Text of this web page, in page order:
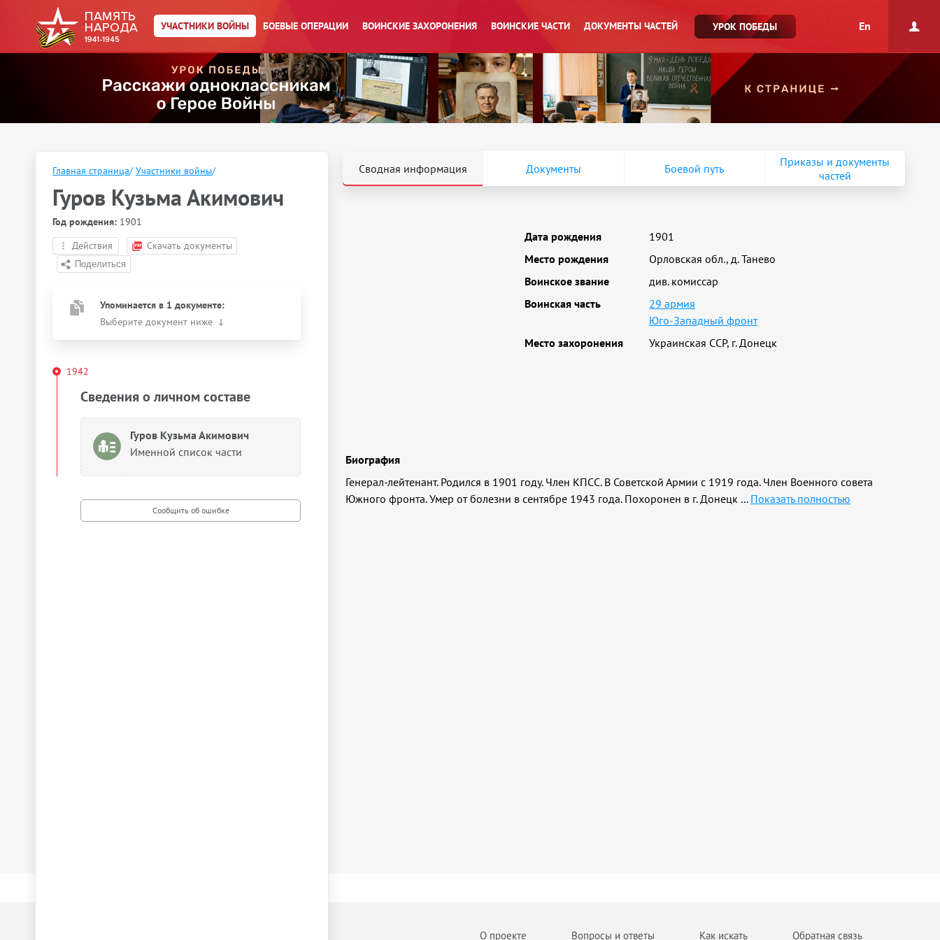
УЧАСТНИКИ ВОЙНЫ БОЕВЫЕ ОПЕРАЦИИ ВОИНСКИЕ ЗАХОРОНЕНИЯ ВОИНСКИЕ ЧАСТИ ДОКУМЕНТЫ ЧАСТЕЙ УРОК ПОБЕДЫ En
Главная страница/ Участники войны/
Гуров Кузьма Акимович
Год рождения: 1901
Действия
Скачать документы
Упоминается в 1 документе:
Выберите документ ниже
1942
Сведения о личном составе
Гуров Кузьма Акимович
Именной список части
Сводная информация Документы Боевой путь
Приказы и документы
частей
Дата рождения
1901
Место рождения
Орловская обл., д. Танево
Воинское звание
див. комиссар
Воинская часть
29 армия
Юго-Западный фронт
Место захоронения
Украинская ССР, г. Донецк
Биография
Генерал-лейтенант. Родился в 1901 году. Член КПСС. В Советской Армии с 1919 года. Член Военного совета
Южного фронта. Умер от болезни в сентябре 1943 года. Похоронен в г. Донецк ... Показать полностью
О проекте Вопросы и ответы Как искать Обратная связь